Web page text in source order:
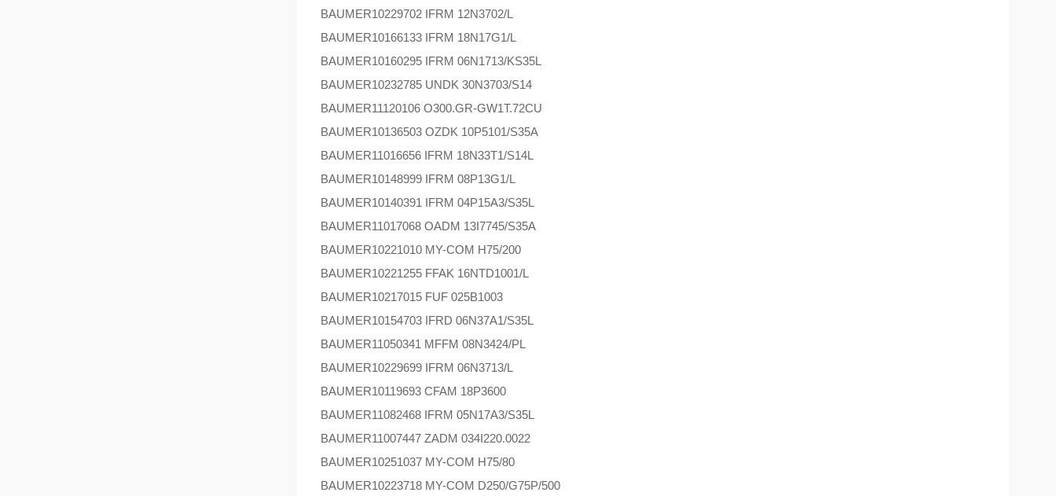
BAUMER10229702 IFRM 12N3702/L
BAUMER10166133 IFRM 18N17G1/L
BAUMER10160295 IFRM 06N1713/KS35L
BAUMER10232785 UNDK 30N3703/S14
BAUMER11120106 O300.GR-GW1T.72CU
BAUMER10136503 OZDK 10P5101/S35A
BAUMER11016656 IFRM 18N33T1/S14L
BAUMER10148999 IFRM 08P13G1/L
BAUMER10140391 IFRM 04P15A3/S35L
BAUMER11017068 OADM 13I7745/S35A
BAUMER10221010 MY-COM H75/200
BAUMER10221255 FFAK 16NTD1001/L
BAUMER10217015 FUF 025B1003
BAUMER10154703 IFRD 06N37A1/S35L
BAUMER11050341 MFFM 08N3424/PL
BAUMER10229699 IFRM 06N3713/L
BAUMER10119693 CFAM 18P3600
BAUMER11082468 IFRM 05N17A3/S35L
BAUMER11007447 ZADM 034I220.0022
BAUMER10251037 MY-COM H75/80
BAUMER10223718 MY-COM D250/G75P/500